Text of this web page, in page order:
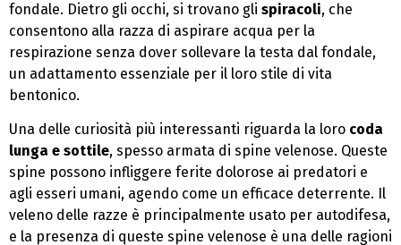
fondale. Dietro gli occhi, si trovano gli spiracoli, che
consentono alla razza di aspirare acqua per la
respirazione senza dover sollevare la testa dal fondale,
un adattamento essenziale per il loro stile di vita
bentonico.
Una delle curiosità più interessanti riguarda la loro coda
lunga e sottile, spesso armata di spine velenose. Queste
spine possono infliggere ferite dolorose ai predatori e
agli esseri umani, agendo come un efficace deterrente. Il
veleno delle razze è principalmente usato per autodifesa,
e la presenza di queste spine velenose è una delle ragioni